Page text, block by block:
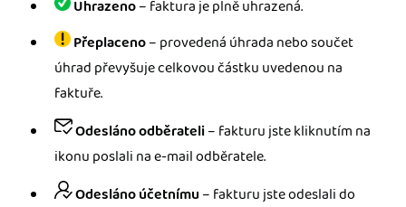
Uhrazeno– faktura je plně uhrazená.
Přeplaceno– provedená úhrada nebo součet
úhrad převyšuje celkovou částku uvedenou na
faktuře.
Odesláno odběrateli– fakturu jste kliknutím na
ikonu poslali na e-mail odběratele.
Odesláno účetnímu – fakturu jste odeslali do